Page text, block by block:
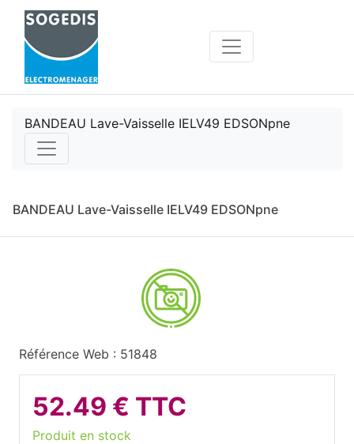
BANDEAU Lave-Vaisselle IELV49 EDSONpne
BANDEAU Lave-Vaisselle IELV49 EDSONpne
Référence Web : 51848
52.49 € TTC
Produit en stock